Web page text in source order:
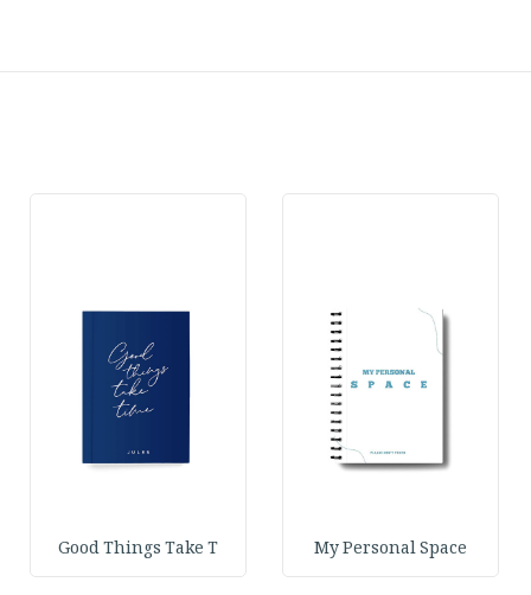
My Personal Space
Good Things Take T